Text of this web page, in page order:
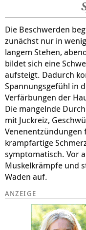
Die Beschwerden
zunächst nur in
langem Stehen,
bildet sich eine
aufsteigt. Dadurch
Spannungsgefühl in
Verfärbungen der
Die mangelnde
mit Juckreiz,
Venenentzündungen
krampfartige
symptomatisch. Vor
Muskelkrämpfe und
Waden auf.